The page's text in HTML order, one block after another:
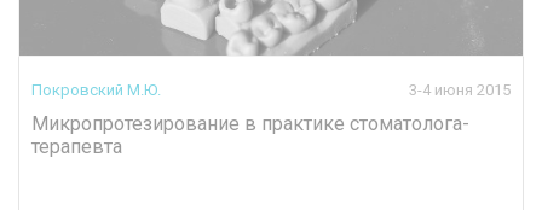
Покровский М.Ю. 3-4 июня 2015
Микропротезирование в практике стоматолога-
терапевта